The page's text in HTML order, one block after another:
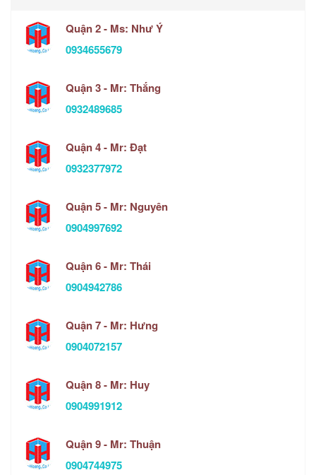
Quận 2 - Ms: Như Ý
0934655679
Quận 3 - Mr: Thắng
0932489685
Quận 4 - Mr: Đạt
0932377972
Quận 5 - Mr: Nguyên
0904997692
Quận 6 - Mr: Thái
0904942786
Quận 7 - Mr: Hưng
0904072157
Quận 8 - Mr: Huy
0904991912
Quận 9 - Mr: Thuận
0904744975